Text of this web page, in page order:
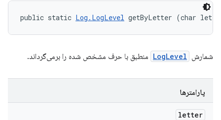
public static Log.LogLevel getByLetter (char
شمارش LogLevel منطبق با حرف مشخص شده را برمی‌گرداند.
پارامترها
letter